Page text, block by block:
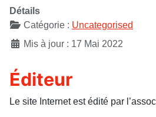
Détails
Catégorie : Uncategorised
Mis à jour : 17 Mai 2022
Éditeur
Le site Internet est édité par